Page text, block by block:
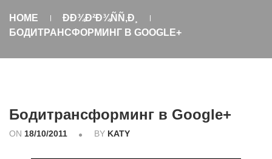
HOME
ÐÐ¾Ð²Ð¾ÑÑ‚Ð¸
БОДИТРАНСФОРМИНГ В GOOGLE+
Бодитрансформинг в Google+
ON 18/10/2011 BY KATY